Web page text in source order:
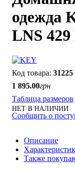
одежда
LNS 429
31225
1 895.00грн
Таблица размеров
НЕТ В НАЛИЧИИ
Сообщить о
Описание
Также